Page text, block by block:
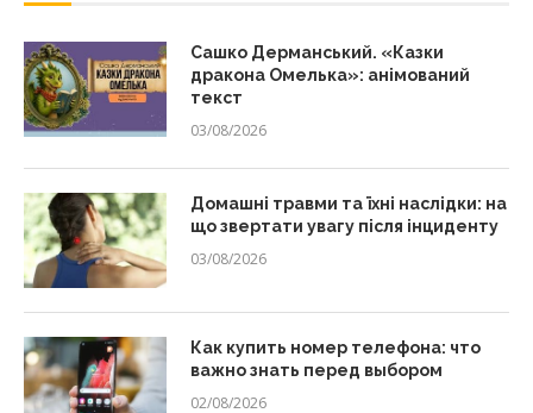
Сашко Дерманський. «Казки
дракона Омелька»: анімований
текст
03/08/2026
Домашні травми та їхні наслідки: на
що звертати увагу після інциденту
03/08/2026
Как купить номер телефона: что
важно знать перед выбором
02/08/2026